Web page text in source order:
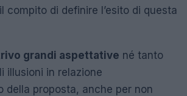
compito di definire l’esito di questa
grandi aspettative né tanto
illusioni in relazione
della proposta, anche per non